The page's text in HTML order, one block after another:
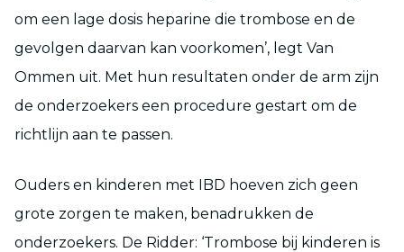
om een lage dosis heparine die trombose en de
gevolgen daarvan kan voorkomen’, legt Van
Ommen uit. Met hun resultaten onder de arm zijn
de onderzoekers een procedure gestart om de
richtlijn aan te passen.
Ouders en kinderen met IBD hoeven zich geen
grote zorgen te maken, benadrukken de
onderzoekers. De Ridder: ‘Trombose bij kinderen is